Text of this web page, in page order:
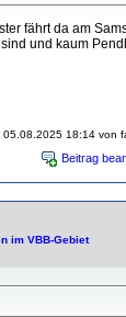
fährt da am
und kaum
18:14 von
Beitrag
im VBB-Gebiet